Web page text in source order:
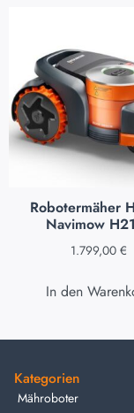
Robotermäher
Navimow
1.799,00 €
In den
Kategorien
Mähroboter